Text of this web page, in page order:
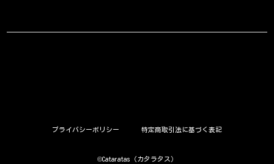
プライバシーポリシー 特定商取引法に基づく表記
©︎Cataratas（カタラタス）